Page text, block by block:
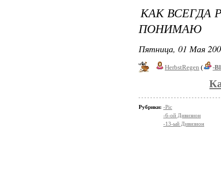
КАК ВСЕГДА
ПОНИМАЮ
Пятница, 01 Мая
HerbstRegen ( -
Рубрики: -Pic
-6-ой Дивизион
-13-ый Дивизион